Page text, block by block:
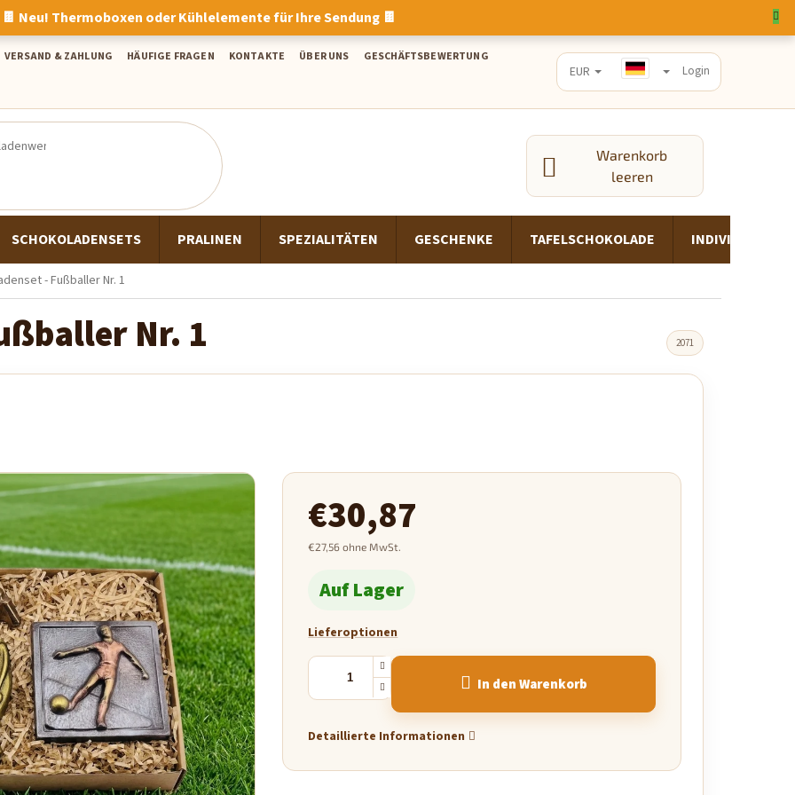
🍫 Neu! Thermoboxen oder Kühlelemente für Ihre Sendung 🍫
VERSAND & ZAHLUNG HÄUFIGE FRAGEN KONTAKTE ÜBER UNS
GESCHÄFTSBEWERTUNG
EUR Login
WARENKORB
Warenkorb
leeren
SCHOKOLADENSETS PRALINEN SPEZIALITÄTEN GESCHENKE TAFELSCHOKOLADE INDIVIDUELLE
- Fußballer Nr. 1
Nr. 1 2071
€30,87
€27,56 ohne MwSt.
Auf Lager
Lieferoptionen
In den Warenkorb
Detaillierte Informationen